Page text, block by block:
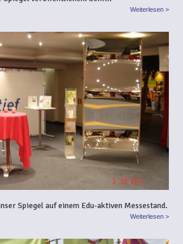
Weiterlesen >
Spiegel auf einem Edu-aktiven Messestand.
Weiterlesen >